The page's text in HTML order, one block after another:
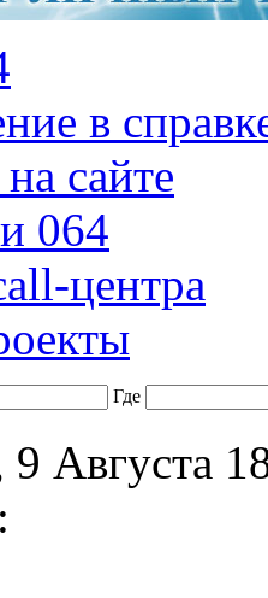
в
сайте
064
центра
Где
9 Августа